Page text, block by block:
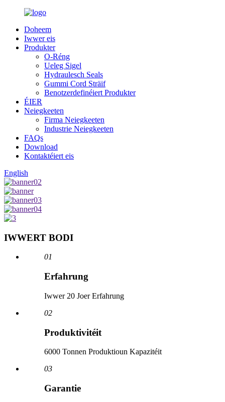
Doheem
Iwwer eis
Produkter
O-Réng
Ueleg Sigel
Hydraulesch Seals
Gummi Cord Sträif
Benotzerdefinéiert Produkter
ÉIER
Neiegkeeten
Firma Neiegkeeten
Industrie Neiegkeeten
FAQs
Download
Kontaktéiert eis
English
IWWERT BODI
01
Erfahrung
Iwwer 20 Joer Erfahrung
02
Produktivitéit
6000 Tonnen Produktioun Kapazitéit
03
Garantie